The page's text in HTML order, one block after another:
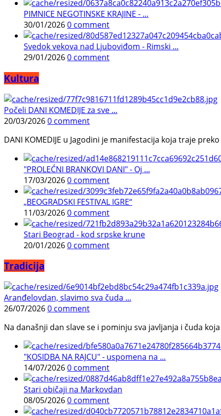
PIMNICE NEGOTINSKE KRAJINE - ...
30/01/20260 comment
Svedok vekova nad Ljuboviđom - Rimski ...
29/01/20260 comment
Kultura
Počeli DANI KOMEDIJE za sve ...
20/03/20260 comment
DANI KOMEDIJE u Jagodini je manifestacija koja traje
"PROLEĆNI BRANKOVI DANI" - Oj ...
17/03/20260 comment
„BEOGRADSKI FESTIVAL IGRE“
11/03/20260 comment
Stari Beograd - kod srpske krune
20/01/20260 comment
Tradicija
Aranđelovdan, slavimo sva čuda ...
26/07/20260 comment
Na današnji dan slave se i pominju sva javljanja i čuda
"KOSIDBA NA RAJCU" - uspomena na ...
14/07/20260 comment
Stari običaji na Markovdan
08/05/20260 comment